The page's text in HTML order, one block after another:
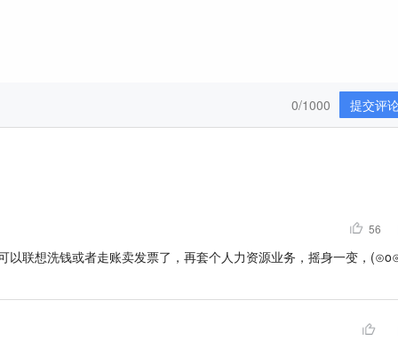
提交评
0/1000
56
以联想洗钱或者走账卖发票了，再套个人力资源业务，摇身一变，